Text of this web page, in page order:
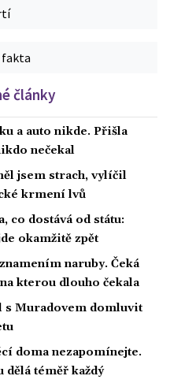
fakta
články
a auto nikde. Přišla
nečekal
jsem strach, vylíčil
krmení lvů
co dostává od státu:
okamžitě zpět
naruby. Čeká
kterou dlouho čekala
s Muradovem domluvit
doma nezapomínejte.
dělá téměř každý